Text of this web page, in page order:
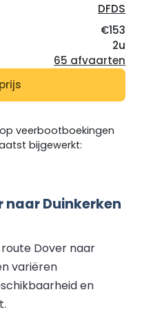
DFDS
€153
2u
65 afvaarten
veerbootboekingen
bijgewerkt:
naar Duinkerken
Dover naar
variëren
en